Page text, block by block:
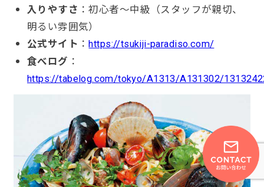
入りやすさ ：初心者〜中級（スタッフが親切、
明るい雰囲気）
公式サイト ：https://tsukiji-paradiso.com/
食べログ ：
https://tabelog.com/tokyo/A1313/A131302/